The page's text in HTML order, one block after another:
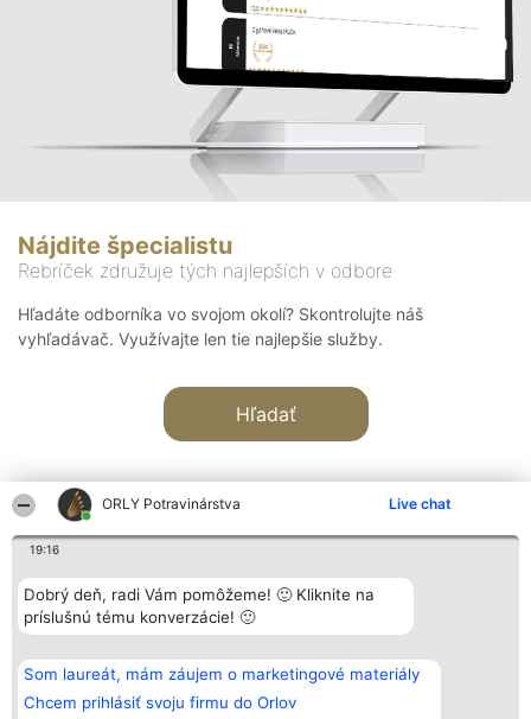
ORLY Potravinárstva Live chat
19:16
Dobrý deň, radi Vám pomôžeme! 🙂 Kliknite na
príslušnú tému konverzácie! 🙂
Som laureát, mám záujem o marketingové materiály
Chcem prihlásiť svoju firmu do Orlov
Nájdite špecialistu
Rebríček združuje tých najlepších v odbore
Hľadáte odborníka vo svojom okolí? Skontrolujte náš
vyhľadávač. Využívajte len tie najlepšie služby.
Hľadať
Organizátor hodnotenia
Bright Side Solutions sp. z o.
o. sp. k.
Wrocław 50-079
KRS 0000749100 | Regon
381313360 | NIP 8943132676
+48 508 492 400
Hodnotenie
Laureáti
Lista
Laureatów
Podmienky
Obchodné
podmienky
Kontakt
Kontakt